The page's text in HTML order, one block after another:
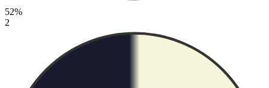
52%
2